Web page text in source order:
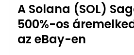
A Solana (SOL)
500%-os
az eBay-en